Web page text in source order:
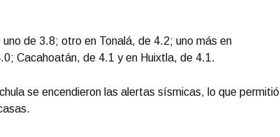
de 3.8; otro en Tonalá, de 4.2; uno más en
Cacahoatán, de 4.1 y en Huixtla, de 4.1.
se encendieron las alertas sísmicas, lo que permitió